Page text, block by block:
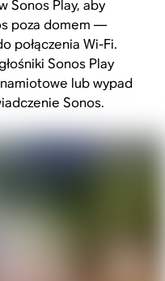
Sonos Play, aby
poza domem —
połączenia Wi-Fi.
Sonos Play
lub wypad
Sonos.